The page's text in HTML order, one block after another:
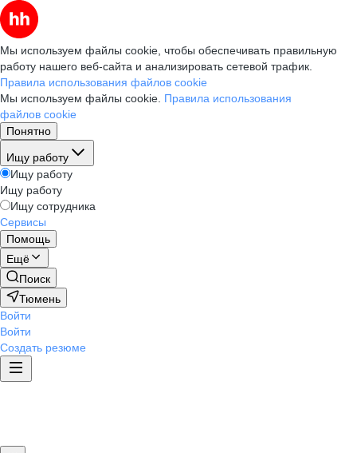
Мы используем файлы cookie, чтобы обеспечивать правильную
работу нашего веб-сайта и анализировать сетевой трафик.
Правила использования файлов cookie
Мы используем файлы cookie. Правила использования
файлов cookie
Понятно
Ищу работу
Ищу работу
Ищу работу
Ищу сотрудника
Сервисы
Помощь
Ещё
Поиск
Тюмень
Войти
Войти
Создать резюме